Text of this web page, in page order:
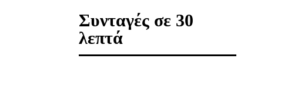
Συνταγές σε 30
λεπτά